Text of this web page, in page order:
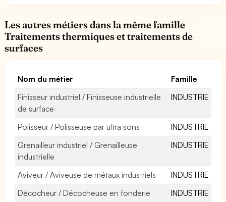
Les autres métiers dans la même famille
Traitements thermiques et traitements de
surfaces
Nom du métier
Famille
Finisseur industriel / Finisseuse industrielle
de surface
INDUSTRIE
Polisseur / Polisseuse par ultra sons
INDUSTRIE
Grenailleur industriel / Grenailleuse
industrielle
INDUSTRIE
Aviveur / Aviveuse de métaux industriels
INDUSTRIE
Décocheur / Décocheuse en fonderie
INDUSTRIE